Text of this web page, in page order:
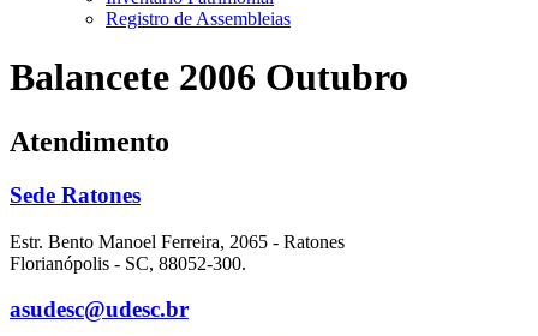
Registro de Assembleias
Balancete 2006 Outubro
Atendimento
Sede Ratones
Estr. Bento Manoel Ferreira, 2065 - Ratones
Florianópolis - SC, 88052-300.
asudesc@udesc.br